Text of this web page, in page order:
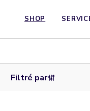
SHOP
Filtré par